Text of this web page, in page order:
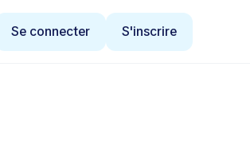
Se connecter S'inscrire